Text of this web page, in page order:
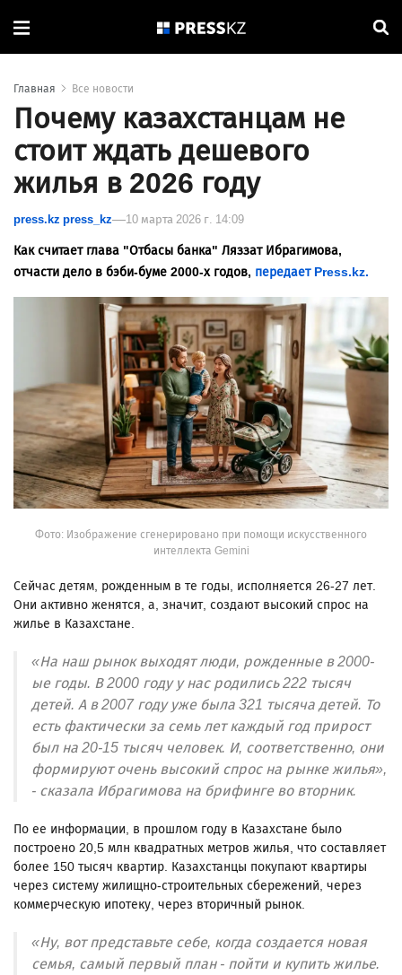
Главная Все новости
Почему казахстанцам не
стоит ждать дешевого
жилья в 2026 году
press.kz press_kz 10 марта 2026 г. 14:09
Как считает глава "Отбасы банка" Ляззат Ибрагимова,
отчасти дело в бэби-буме 2000-х годов, передает Press.kz.
Фото: Изображение сгенерировано при помощи искусственного
интеллекта Gemini
Сейчас детям, рожденным в те годы, исполняется 26-27 лет.
Они активно женятся, а, значит, создают высокий спрос на
жилье в Казахстане.
«На наш рынок выходят люди, рожденные в 2000-
ые годы. В 2000 году у нас родились 222 тысяч
детей. А в 2007 году уже была 321 тысяча детей. То
есть фактически за семь лет каждый год прирост
был на 20-15 тысяч человек. И, соответственно, они
формируют очень высокий спрос на рынке жилья»,
- сказала Ибрагимова на брифинге во вторник.
По ее информации, в прошлом году в Казахстане было
построено 20,5 млн квадратных метров жилья, что составляет
более 150 тысяч квартир. Казахстанцы покупают квартиры
через систему жилищно-строительных сбережений, через
коммерческую ипотеку, через вторичный рынок.
«Ну, вот представьте себе, когда создается новая
семья, самый первый план - пойти и купить жилье.